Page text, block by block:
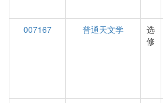
007167
普通天文学
选
修